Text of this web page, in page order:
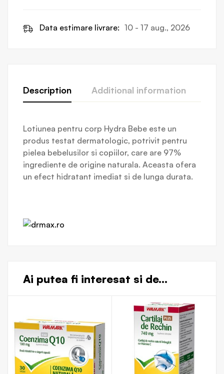
Data estimare livrare: 10 - 17 aug., 2026
Description Additional information
Lotiunea pentru corp Hydra Bebe este un
produs testat dermatologic, potrivit pentru
pielea bebelusilor si copiilor, care are 97%
ingrediente de origine naturala. Aceasta ofera
un efect hidratant imediat si de lunga durata.
Ai putea fi interesat si de...